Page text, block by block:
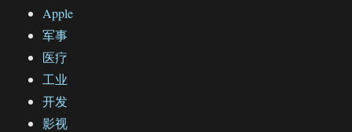
Apple
军事
医疗
工业
开发
影视